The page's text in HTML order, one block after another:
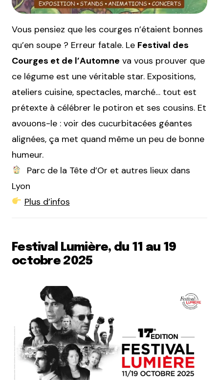
Vous pensiez que les courges n’étaient bonnes
qu’en soupe ? Erreur fatale. Le Festival des
Courges et de l’Automne va vous prouver que
ce légume est une véritable star. Expositions,
ateliers cuisine, spectacles, marché… tout est
prétexte à célébrer le potiron et ses cousins. Et
avouons-le : voir des cucurbitacées géantes
alignées, ça met quand même un peu de bonne
humeur.
Parc de la Tête d’Or et autres lieux dans
Lyon
Plus d’infos
Festival Lumière, du 11 au 19
octobre 2025